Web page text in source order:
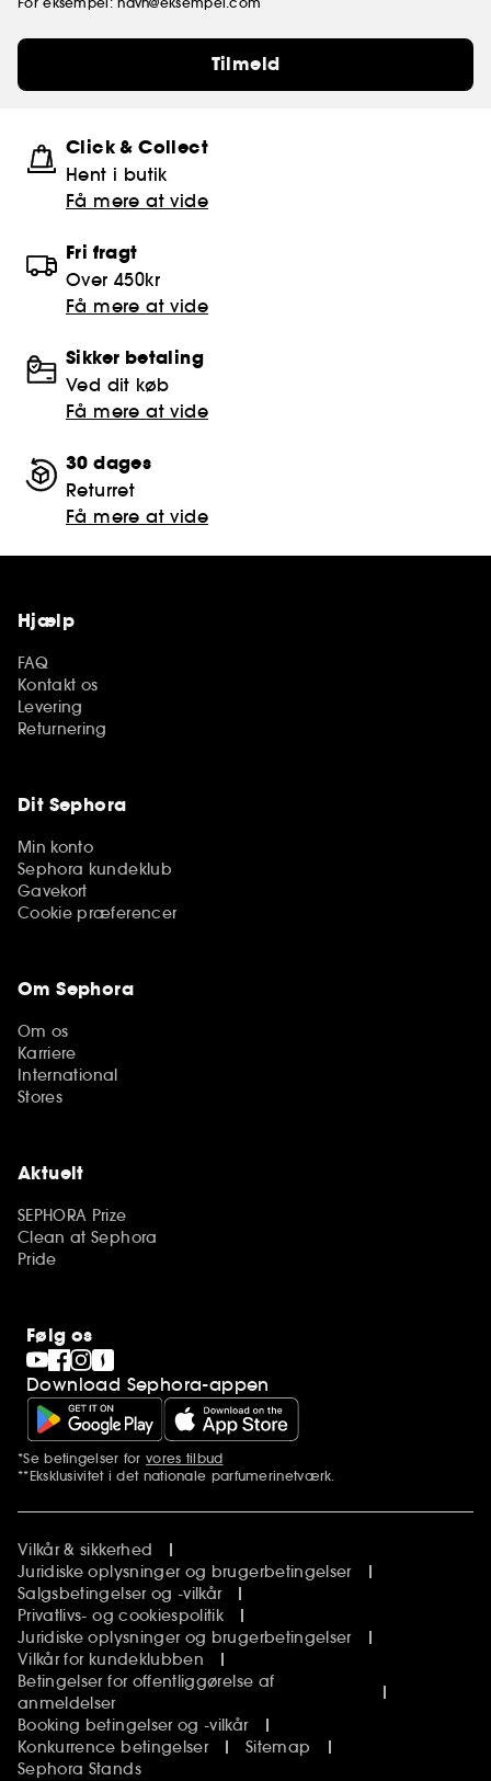
Tilmeld
Click & Collect
Hent i butik
Få mere at vide
Fri fragt
Over 450kr
Få mere at vide
Sikker betaling
Ved dit køb
Få mere at vide
30 dages
Returret
Få mere at vide
Hjælp
FAQ
Kontakt os
Levering
Returnering
Dit Sephora
Min konto
Sephora kundeklub
Gavekort
Cookie præferencer
Om Sephora
Om os
Karriere
International
Stores
Aktuelt
SEPHORA Prize
Clean at Sephora
Pride
Følg os
Download Sephora-appen
Yderligere bemærkninger
*Se betingelser for vores tilbud
**Eksklusivitet i det nationale parfumerinetværk.
Vilkår & sikkerhed
Juridiske oplysninger og brugerbetingelser
Salgsbetingelser og -vilkår
Privatlivs- og cookiespolitik
Juridiske oplysninger og brugerbetingelser
Vilkår for kundeklubben
Betingelser for offentliggørelse af
anmeldelser
Booking betingelser og -vilkår
Konkurrence betingelser
Sitemap
Sephora Stands